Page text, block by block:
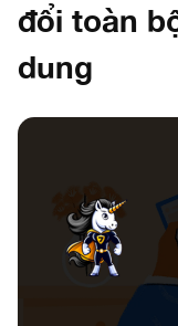
đổi toàn
dung